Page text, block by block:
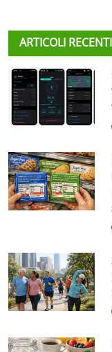
ARTICOLI RECENTI